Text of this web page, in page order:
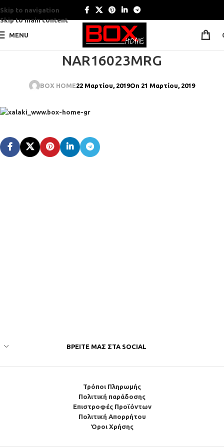
Skip to navigation
Skip to main content
MENU
NAR16023MRG
BOX HOME22 Μαρτίου, 2019On 21 Μαρτίου, 2019
ΒΡΕΊΤΕ ΜΑΣ ΣΤΑ SOCIAL
Τρόποι Πληρωμής
Πολιτική παράδοσης
Επιστροφές Προϊόντων
Πολιτική Απορρήτου
Όροι Χρήσης